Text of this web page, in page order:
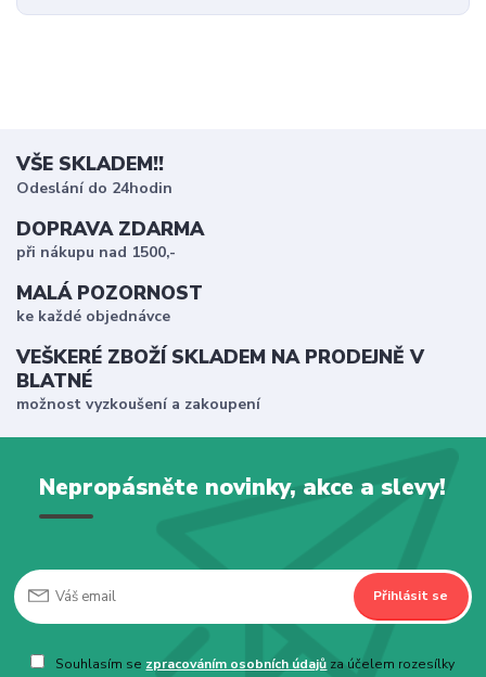
VŠE SKLADEM!!
Odeslání do 24hodin
DOPRAVA ZDARMA
při nákupu nad 1500,-
MALÁ POZORNOST
ke každé objednávce
VEŠKERÉ ZBOŽÍ SKLADEM NA PRODEJNĚ V
BLATNÉ
možnost vyzkoušení a zakoupení
Nepropásněte novinky, akce a slevy!
Přihlásit se
Souhlasím se zpracováním osobních údajů za účelem rozesílky